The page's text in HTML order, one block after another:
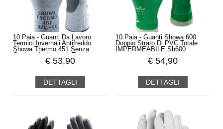
10 Paia - Guanti Da Lavoro
Termici Invernali Antifreddo
Showa Thermo 451 Senza
€ 53,90
DETTAGLI
10 Paia - Guanti Showa 600
Doppio Strato Di PVC Totale
IMPERMEABILE Sh600
€ 54,90
DETTAGLI